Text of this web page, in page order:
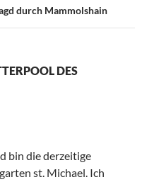
durch Mammolshain
DES
bin die derzeitige
st. Michael. Ich